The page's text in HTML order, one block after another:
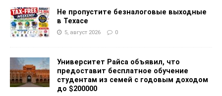
Не пропустите безналоговые выходные
в Техасе
5, август 2026 0
Университет Райса объявил, что
предоставит бесплатное обучение
студентам из семей с годовым доходом
до $200000